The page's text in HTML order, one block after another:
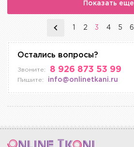
Показать еще
2 3 4 5 6
Остались вопросы?
Звоните: 8 926 873 53 99
Пишите: info@onlinetkani.ru